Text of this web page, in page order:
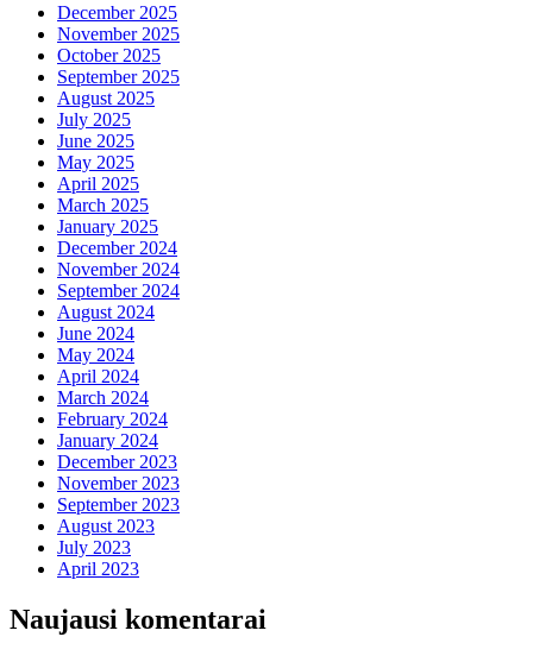
December 2025
November 2025
October 2025
September 2025
August 2025
July 2025
June 2025
May 2025
April 2025
March 2025
January 2025
December 2024
November 2024
September 2024
August 2024
June 2024
May 2024
April 2024
March 2024
February 2024
January 2024
December 2023
November 2023
September 2023
August 2023
July 2023
April 2023
Naujausi komentarai